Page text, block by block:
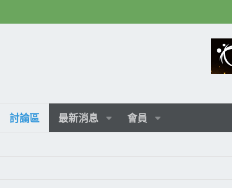
討論區 最新消息 會員